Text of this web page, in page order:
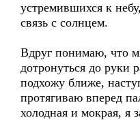
устремившихся к
связь с солнцем.
Вдруг понимаю, что
дотронуться до руки
подхожу ближе,
протягиваю вперед
холодная и мокрая, я